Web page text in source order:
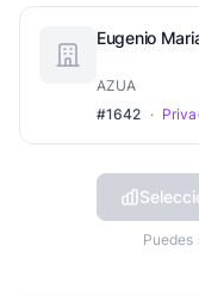
Eugenio
AZUA
#1642 ·